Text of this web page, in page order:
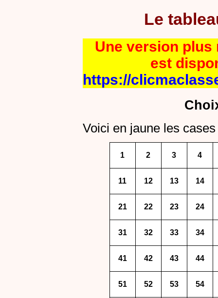
Le
Une version plus
est
https://
Voici en jaune les
1 2 3 4
11 12 13 14
21 22 23 24
31 32 33 34
41 42 43 44
51 52 53 54